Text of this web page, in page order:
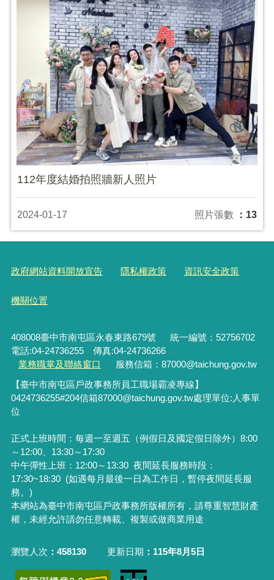
112年度結婚拍照牆新人照片
2024-01-17 照片張數 ：13
政府網站資料開放宣告 隱私權政策 資訊安全政策
機關位置
408008臺中市南屯區永春東路679號 統一編號：52756702
電話:04-24736255 傳真:04-24736266
業務職掌及聯絡窗口
服務信箱：87000@taichung.gov.tw
【臺中市南屯區戶政事務所員工職場霸凌專線】
0424736255#204信箱87000@taichung.gov.tw處理單位: 人事單
位
正式上班時間：每週一至週五（例假日及國定假日除外）8:00
～12:00、13:30～17:30
中午彈性上班：12:00～13:30 夜間延長服務時段：
17:30~18:30 (如遇每月最後一日為工作日，暫停夜間延長服
務。)
本網站為臺中市南屯區戶政事務所版權所有，請尊重智慧財產
權，未經允許請勿任意轉載、複製或做商業用途
瀏覽人次 458130 更新日期 115年8月5日